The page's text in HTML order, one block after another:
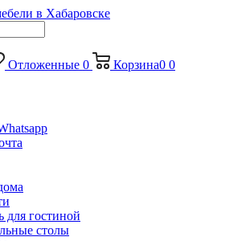
Отложенные 0 Корзина0 0
для гостиной
столы